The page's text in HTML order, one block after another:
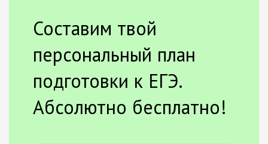
Составим твой
персональный план
подготовки к ЕГЭ.
Абсолютно бесплатно!